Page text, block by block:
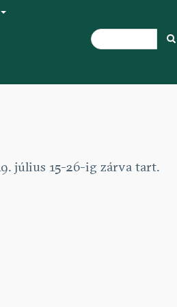
Search
Search
július 15-26-ig zárva tart.